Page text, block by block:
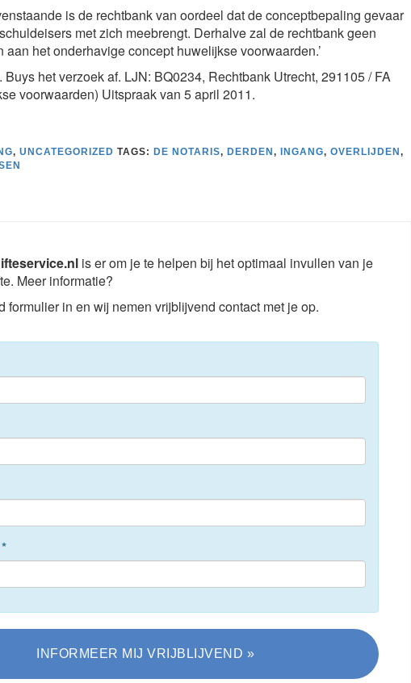
is de rechtbank van oordeel dat de conceptbepaling gevaar
met zich meebrengt. Derhalve zal de rechtbank geen
het onderhavige concept huwelijkse voorwaarden.’
Buys het verzoek af. LJN: BQ0234, Rechtbank Utrecht, 291105 / FA
voorwaarden) Uitspraak van 5 april 2011.
, UNCATEGORIZED TAGS: DE NOTARIS, DERDEN , INGANG, OVERLIJDEN ,
is er om je te helpen bij het optimaal invullen van je
Meer informatie?
formulier in en wij nemen vrijblijvend contact met je op.
*